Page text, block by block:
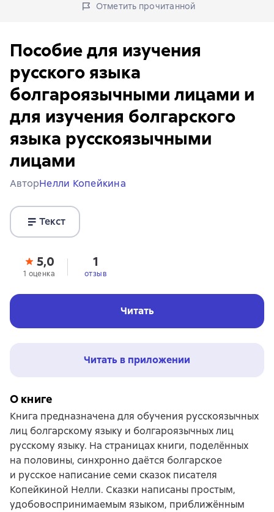
Отметить прочитанной
Пособие для изучения
русского языка
болгароязычными лицами и
для изучения болгарского
языка русскоязычными
лицами
АвторНелли Копейкина
Текст
5,0
1 оценка
1
отзыв
Читать
Читать в приложении
О книге
Книга предназначена для обучения русскоязычных
лиц болгарскому языку и болгароязычных лиц
русскому языку. На страницах книги, поделённых
на половины, синхронно даётся болгарское
и русское написание семи сказок писателя
Копейкиной Нелли. Сказки написаны простым,
удобовоспринимаемым языком, приближённым